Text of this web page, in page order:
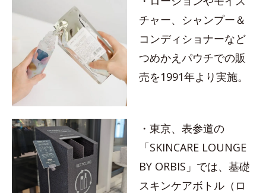
チャー、シャンプー＆
コンディショナーなど
つめかえパウチでの販
売を1991年より実施。
・東京、表参道の
「SKINCARE LOUNGE
BY ORBIS」では、基礎
スキンケアボトル（ロ